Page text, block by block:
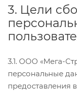
3. Цели
3.1. ООО «Мега-
персональные
предоставления